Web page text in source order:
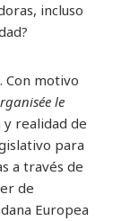
incluso
Con motivo
le
realidad de
para
a través de
de
Europea